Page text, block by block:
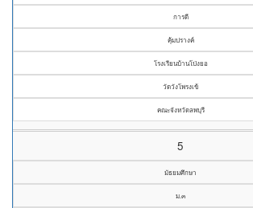
การดี
คุ้มปรางค์
โรงเรียนบ้านโป่งยอ
วัดวังโพรงเข้
คณะจังหวัดลพบุรี
5
มัธยมศึกษา
ม.๓